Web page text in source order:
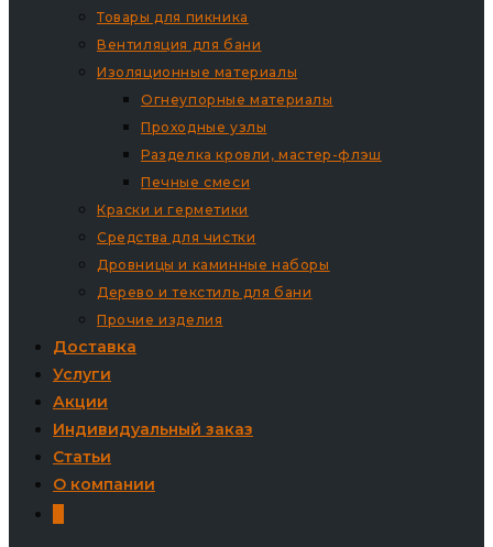
Товары для пикника
Вентиляция для бани
Изоляционные материалы
Огнеупорные материалы
Проходные узлы
Разделка кровли, мастер-флэш
Печные смеси
Краски и герметики
Средства для чистки
Дровницы и каминные наборы
Дерево и текстиль для бани
Прочие изделия
Доставка
Услуги
Акции
Индивидуальный заказ
Статьи
О компании